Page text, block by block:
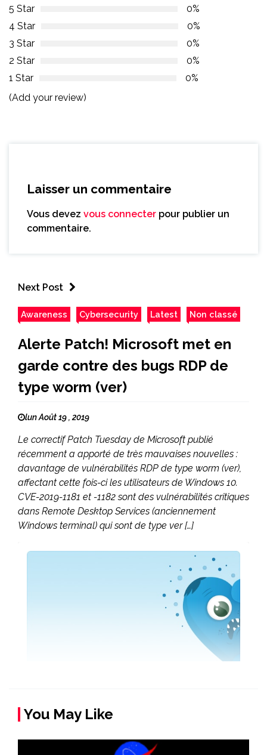
5 Star
0%
4 Star
0%
3 Star
0%
2 Star
0%
1 Star
0%
(Add your review)
Laisser un commentaire
Vous devez vous connecter pour publier un
commentaire.
Next Post
Awareness Cybersecurity Latest Non classé
Alerte Patch! Microsoft met en
garde contre des bugs RDP de
type worm (ver)
lun Août 19 , 2019
Le correctif Patch Tuesday de Microsoft publié
récemment a apporté de très mauvaises nouvelles :
davantage de vulnérabilités RDP de type worm (ver),
affectant cette fois-ci les utilisateurs de Windows 10.
CVE-2019-1181 et -1182 sont des vulnérabilités critiques
dans Remote Desktop Services (anciennement
Windows terminal) qui sont de type ver […]
You May Like